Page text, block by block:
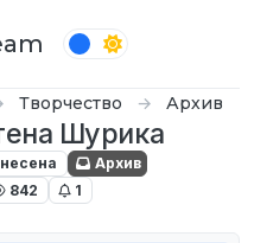
Творчество Архив
Шурика
Архив
842 1